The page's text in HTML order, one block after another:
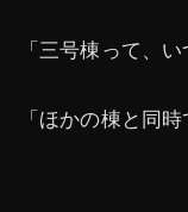
「三号棟って、
「ほかの棟と同